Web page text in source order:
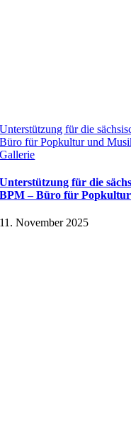
Unterstützung für die
Büro für Popkultur und
Gallerie
Unterstützung für die
BPM – Büro für
11. November 2025